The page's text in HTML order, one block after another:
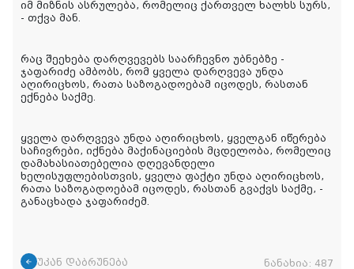
იმ მიზნის ასრულება, რომელიც ქართველ ხალხს სურს,
- თქვა მან.
რაც შეეხება დარღვევებს საარჩევნო უბნებზე -
ჯაფარიძე ამბობს, რომ ყველა დარღვევა უნდა
აღირიცხოს, რათა საზოგადოებამ იცოდეს, რასთან
ექნება საქმე.
ყველა დარღვევა უნდა აღირიცხოს, ყველგან იწერება
საჩივრები, იქნება მაქინაციების მცდელობა, რომელიც
დამახასიათებელია დღევანდელი
ხელისუფლებისთვის, ყველა ფაქტი უნდა აღირიცხოს,
რათა საზოგადოებამ იცოდეს, რასთან გვაქვს საქმე, -
განაცხადა ჯაფარიძემ.
უკან დაბრუნება ნანახია: 487